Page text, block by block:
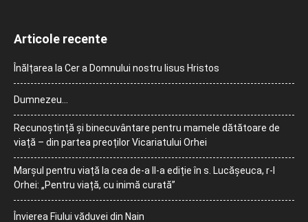
Articole recente
Înălțarea la Cer a Domnului nostru Iisus Hristos
Dumnezeu…
Recunoștință și binecuvântare pentru mamele dătătoare de
viață – din partea preoților Vicariatului Orhei
Marșul pentru viață la cea de-a II-a ediție în s. Lucășeuca, r-l
Orhei: „Pentru viață, cu inimă curată”
Învierea Fiului văduvei din Nain